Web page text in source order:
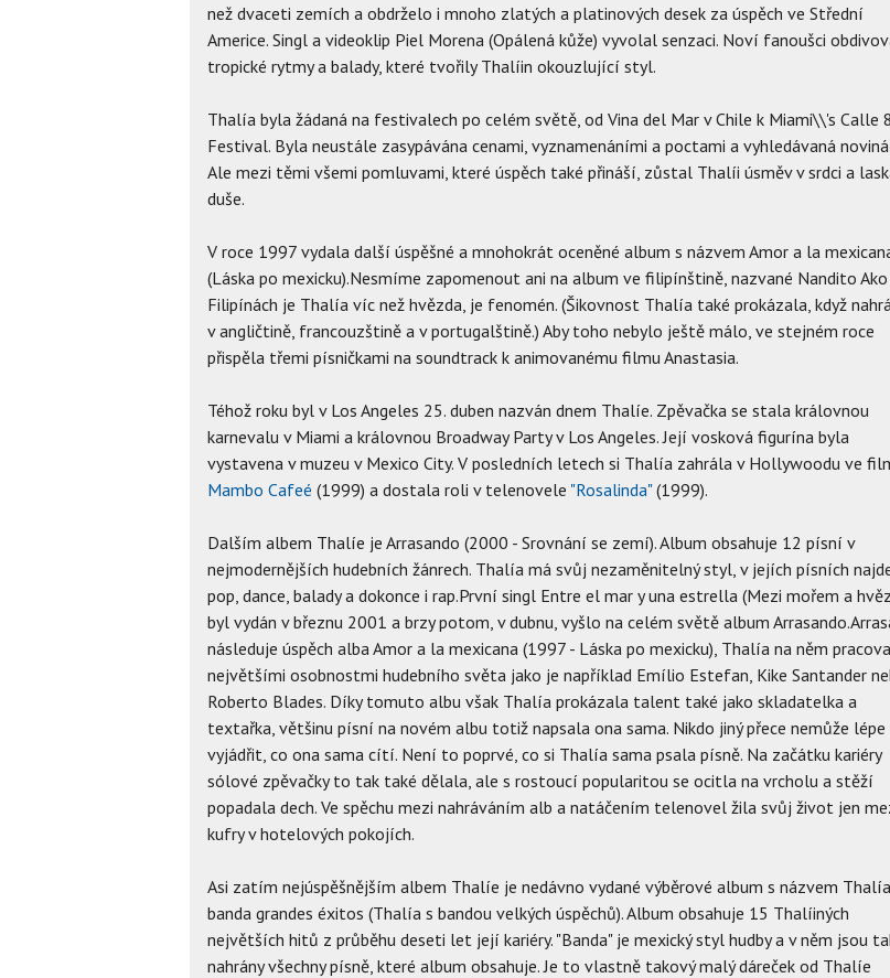
než dvaceti zemích a obdrželo i mnoho zlatých a platinových desek za úspěch ve Střední
Americe. Singl a videoklip Piel Morena (Opálená kůže) vyvolal senzaci. Noví fanoušci
tropické rytmy a balady, které tvořily Thalíin okouzlující styl.
Thalía byla žádaná na festivalech po celém světě, od Vina del Mar v Chile k Miami\\'s Calle 8
Festival. Byla neustále zasypávána cenami, vyznamenáními a poctami a vyhledávaná
Ale mezi těmi všemi pomluvami, které úspěch také přináší, zůstal Thalíi úsměv v srdci a
duše.
V roce 1997 vydala další úspěšné a mnohokrát oceněné album s názvem Amor a la
(Láska po mexicku).Nesmíme zapomenout ani na album ve filipínštině, nazvané Nandito Ako
Filipínách je Thalía víc než hvězda, je fenomén. (Šikovnost Thalía také prokázala, když
v angličtině, francouzštině a v portugalštině.) Aby toho nebylo ještě málo, ve stejném roce
přispěla třemi písničkami na soundtrack k animovanému filmu Anastasia.
Téhož roku byl v Los Angeles 25. duben nazván dnem Thalíe. Zpěvačka se stala královnou
karnevalu v Miami a královnou Broadway Party v Los Angeles. Její vosková figurína byla
vystavena v muzeu v Mexico City. V posledních letech si Thalía zahrála v Hollywoodu ve
Mambo Cafeé (1999) a dostala roli v telenovele "Rosalinda"(1999).
Dalším albem Thalíe je Arrasando (2000 - Srovnání se zemí). Album obsahuje 12 písní v
nejmodernějších hudebních žánrech. Thalía má svůj nezaměnitelný styl, v jejích písních
pop, dance, balady a dokonce i rap.První singl Entre el mar y una estrella (Mezi mořem a
byl vydán v březnu 2001 a brzy potom, v dubnu, vyšlo na celém světě album
následuje úspěch alba Amor a la mexicana (1997 - Láska po mexicku), Thalía na něm
největšími osobnostmi hudebního světa jako je například Emílio Estefan, Kike Santander
Roberto Blades. Díky tomuto albu však Thalía prokázala talent také jako skladatelka a
textařka, většinu písní na novém albu totiž napsala ona sama. Nikdo jiný přece nemůže lépe
vyjádřit, co ona sama cítí. Není to poprvé, co si Thalía sama psala písně. Na začátku kariéry
sólové zpěvačky to tak také dělala, ale s rostoucí popularitou se ocitla na vrcholu a stěží
popadala dech. Ve spěchu mezi nahráváním alb a natáčením telenovel žila svůj život jen
kufry v hotelových pokojích.
Asi zatím nejúspěšnějším albem Thalíe je nedávno vydané výběrové album s názvem
banda grandes éxitos (Thalía s bandou velkých úspěchů). Album obsahuje 15 Thalíiných
největších hitů z průběhu deseti let její kariéry. "Banda" je mexický styl hudby a v něm jsou
nahrány všechny písně, které album obsahuje. Je to vlastně takový malý dáreček od Thalíe